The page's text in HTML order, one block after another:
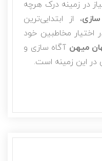
در زمینه درک هرچه
، از ابتدایی‌ترین
اختیار مخاطبین خود
میهن آگاه سازی و
در این زمینه است.